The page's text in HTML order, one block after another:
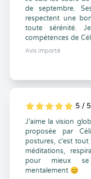
de septembre.
respectent une
toute sérénité.
compétences de
Avis importé
5
1
5
0 5 / 5
J'aime la vision
proposée par
postures, c'est
méditations,
pour mieux
mentalement 😊